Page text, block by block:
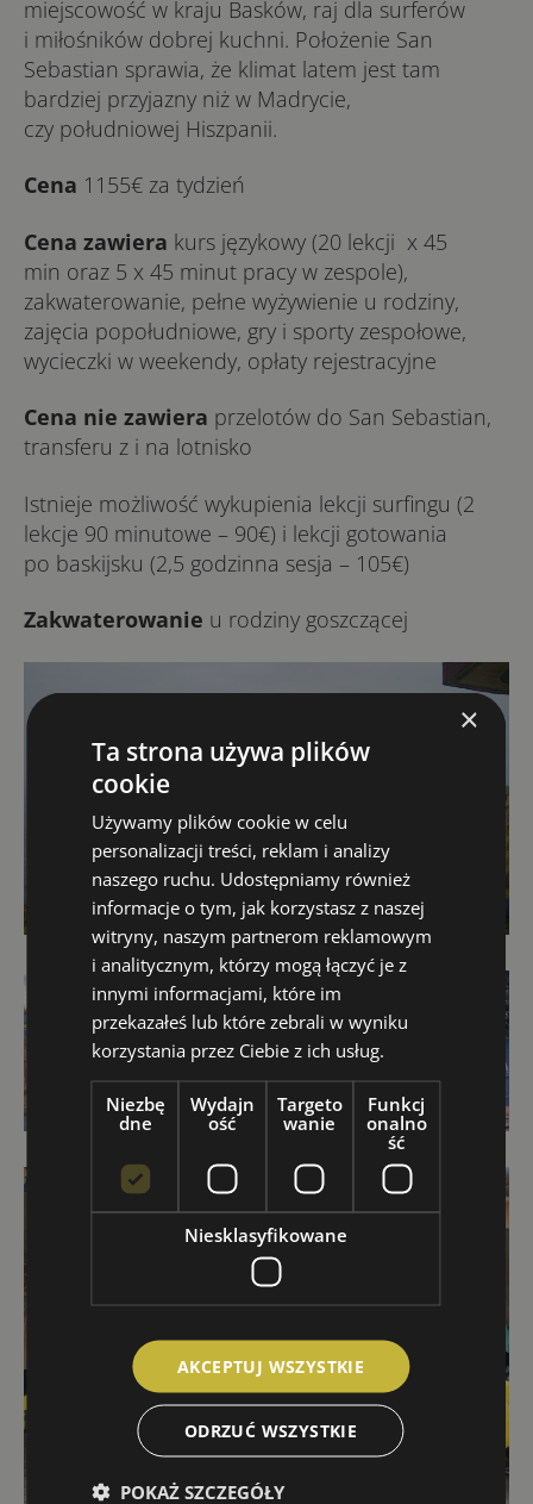
miejscowość w kraju Basków, raj dla surferów
i miłośników dobrej kuchni. Położenie San
Sebastian sprawia, że klimat latem jest tam
bardziej przyjazny niż w Madrycie,
czy południowej Hiszpanii.
Cena 1155€ za tydzień
Cena zawiera kurs językowy (20 lekcji x 45
min oraz 5 x 45 minut pracy w zespole),
zakwaterowanie, pełne wyżywienie u rodziny,
zajęcia popołudniowe, gry i sporty zespołowe,
wycieczki w weekendy, opłaty rejestracyjne
Cena nie zawiera przelotów do San Sebastian,
transferu z i na lotnisko
Istnieje możliwość wykupienia lekcji surfingu (2
lekcje 90 minutowe – 90€) i lekcji gotowania
po baskijsku (2,5 godzinna sesja – 105€)
Zakwaterowanie u rodziny goszczącej
×
Ta strona używa plików
cookie
Używamy plików cookie w celu
personalizacji treści, reklam i analizy
naszego ruchu. Udostępniamy również
informacje o tym, jak korzystasz z naszej
witryny, naszym partnerom reklamowym
i analitycznym, którzy mogą łączyć je z
innymi informacjami, które im
przekazałeś lub które zebrali w wyniku
korzystania przez Ciebie z ich usług.
Niezbę
dne
Wydajn
ość
Targeto
wanie
Funkcj
onalno
ść
Niesklasyfikowane
AKCEPTUJ WSZYSTKIE
ODRZUĆ WSZYSTKIE
POKAŻ SZCZEGÓŁY